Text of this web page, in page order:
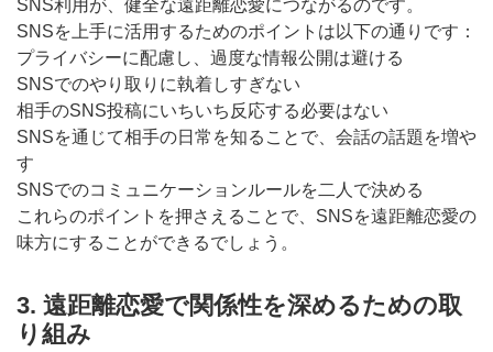
SNS利用が、健全な遠距離恋愛につながるのです。
SNSを上手に活用するためのポイントは以下の通りです：
プライバシーに配慮し、過度な情報公開は避ける
SNSでのやり取りに執着しすぎない
相手のSNS投稿にいちいち反応する必要はない
SNSを通じて相手の日常を知ることで、会話の話題を増や
す
SNSでのコミュニケーションルールを二人で決める
これらのポイントを押さえることで、SNSを遠距離恋愛の
味方にすることができるでしょう。
3. 遠距離恋愛で関係性を深めるための取
り組み